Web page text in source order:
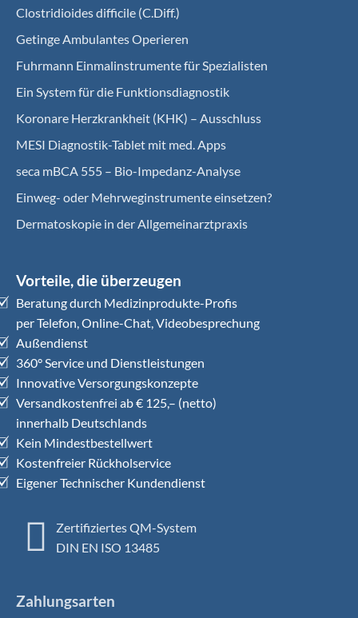
Clostridioides difficile (C.Diff.)
Getinge Ambulantes Operieren
Fuhrmann Einmalinstrumente für Spezialisten
Ein System für die Funktionsdiagnostik
Koro­nare Herz­krank­heit (KHK) – Ausschluss
MESI Diagnostik-Tablet mit med. Apps
seca mBCA 555 – Bio-Impedanz-Analyse
Einweg- oder Mehrweginstrumente einsetzen?
Dermatoskopie in der Allgemeinarztpraxis
Vorteile, die überzeugen
Beratung durch Medizinprodukte-Profis
per Telefon, Online-Chat, Videobesprechung
Außendienst
360° Service und Dienstleistungen
Innovative Versorgungskonzepte
Versandkostenfrei ab € 125,– (netto)
innerhalb Deutschlands
Kein Mindestbestellwert
Kostenfreier Rückholservice
Eigener Technischer Kundendienst
Zertifiziertes QM-System
DIN EN ISO 13485
Zahlungsarten